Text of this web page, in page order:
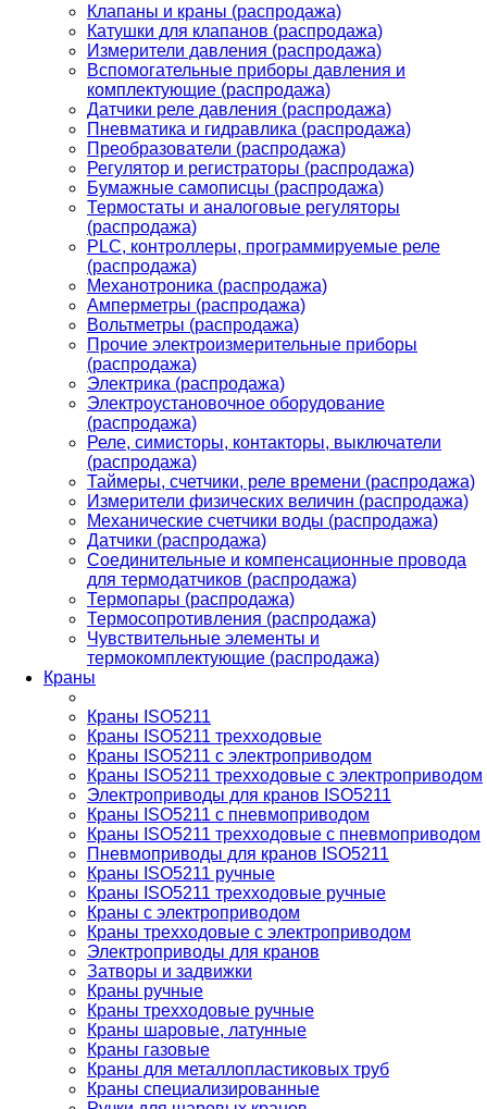
Клапаны и краны (распродажа)
Катушки для клапанов (распродажа)
Измерители давления (распродажа)
Вспомогательные приборы давления и
комплектующие (распродажа)
Датчики реле давления (распродажа)
Пневматика и гидравлика (распродажа)
Преобразователи (распродажа)
Регулятор и регистраторы (распродажа)
Бумажные самописцы (распродажа)
Термостаты и аналоговые регуляторы
(распродажа)
PLС, контроллеры, программируемые реле
(распродажа)
Механотроника (распродажа)
Амперметры (распродажа)
Вольтметры (распродажа)
Прочие электроизмерительные приборы
(распродажа)
Электрика (распродажа)
Электроустановочное оборудование
(распродажа)
Реле, симисторы, контакторы, выключатели
(распродажа)
Таймеры, счетчики, реле времени (распродажа)
Измерители физических величин (распродажа)
Механические счетчики воды (распродажа)
Датчики (распродажа)
Соединительные и компенсационные провода
для термодатчиков (распродажа)
Термопары (распродажа)
Термосопротивления (распродажа)
Чувствительные элементы и
термокомплектующие (распродажа)
Краны
Краны ISO5211
Краны ISO5211 трехходовые
Краны ISO5211 с электроприводом
Краны ISO5211 трехходовые с электроприводом
Электроприводы для кранов ISO5211
Краны ISO5211 с пневмоприводом
Краны ISO5211 трехходовые с пневмоприводом
Пневмоприводы для кранов ISO5211
Краны ISO5211 ручные
Краны ISO5211 трехходовые ручные
Краны с электроприводом
Краны трехходовые с электроприводом
Электроприводы для кранов
Затворы и задвижки
Краны ручные
Краны трехходовые ручные
Краны шаровые, латунные
Краны газовые
Краны для металлопластиковых труб
Краны специализированные